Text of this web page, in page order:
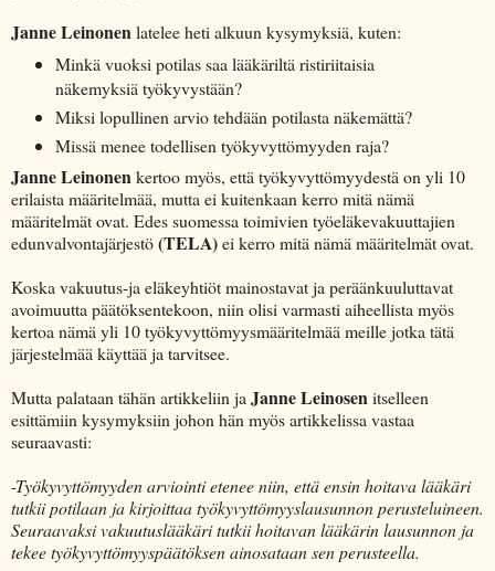
Janne Leinonenlatelee heti alkuun kysymyksiä, kuten:
Minkä vuoksi potilas saa lääkäriltä ristiriitaisia
näkemyksiä työkyvystään?
Miksi lopullinen arvio tehdään potilasta näkemättä?
Missä menee todellisen työkyvyttömyyden raja?
Janne Leinonenkertoo myös, että työkyvyttömyydestä on yli 10
erilaista määritelmää, mutta ei kuitenkaan kerro mitä nämä
määritelmät ovat. Edes suomessa toimivien työeläkevakuuttajien
edunvalvontajärjestö(TELA)ei kerro mitä nämä määritelmät ovat.
Koska vakuutus-ja eläkeyhtiöt mainostavat ja peräänkuuluttavat
avoimuutta päätöksentekoon, niin olisi varmasti aiheellista myös
kertoa nämä yli 10 työkyvyttömyysmääritelmää meille jotka tätä
järjestelmää käyttää ja tarvitsee.
Mutta palataan tähän artikkeliin jaJanne Leinosenitselleen
esittämiin kysymyksiin johon hän myös artikkelissa vastaa
seuraavasti:
-Työkyvyttömyyden arviointi etenee niin, että ensin hoitava lääkäri
tutkii potilaan ja kirjoittaa työkyvyttömyyslausunnon perusteluineen.
Seuraavaksi vakuutuslääkäri tutkii hoitavan lääkärin lausunnon ja
tekee työkyvyttömyyspäätöksen ainosataan sen perusteella.